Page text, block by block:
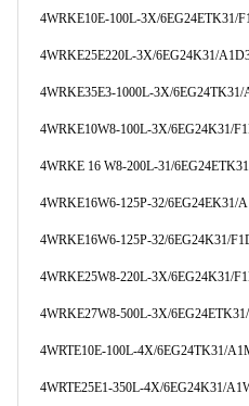
4WRKE10E-100L-3X/6EG24ETK31/
4WRKE25E220L-3X/6EG24K31/
4WRKE35E3-1000L-3X/
4WRKE10W8-100L-3X/6EG24K31/
4WRKE 16 W8-200L-31/
4WRKE16W6-125P-32/6EG24EK31/
4WRKE16W6-125P-32/6EG24K31/
4WRKE25W8-220L-3X/6EG24K31/
4WRKE27W8-500L-3X/
4WRTE10E-100L-4X/6EG24TK31/
4WRTE25E1-350L-4X/6EG24K31/